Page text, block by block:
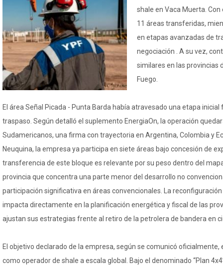
shale en Vaca Muerta.
11 áreas transferidas,
en etapas avanzadas de
negociación . A su vez,
similares en las provincias
Fuego.
El área Señal Picada - Punta Barda había atravesado una etapa inicial
traspaso. Según detalló el suplemento EnergiaOn, la operación
Sudamericanos, una firma con trayectoria en Argentina, Colombia y
Neuquina, la empresa ya participa en siete áreas bajo concesión de
transferencia de este bloque es relevante por su peso dentro del
provincia que concentra una parte menor del desarrollo no
participación significativa en áreas convencionales. La
impacta directamente en la planificación energética y fiscal de las
ajustan sus estrategias frente al retiro de la petrolera de bandera en
El objetivo declarado de la empresa, según se comunicó oficialmente,
como operador de shale a escala global. Bajo el denominado “Plan